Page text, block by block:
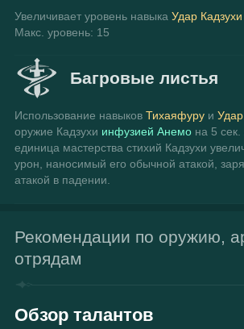
Увеличивает уровень навыка Удар Кадзухи
Макс. уровень: 15
Багровые листья
Использование навыков Тихаяфуру и
оружие Кадзухи инфузией Анемо на 5
единица мастерства стихий Кадзухи
урон, наносимый его обычной атакой,
атакой в падении.
Рекомендации по оружию,
отрядам
Обзор талантов